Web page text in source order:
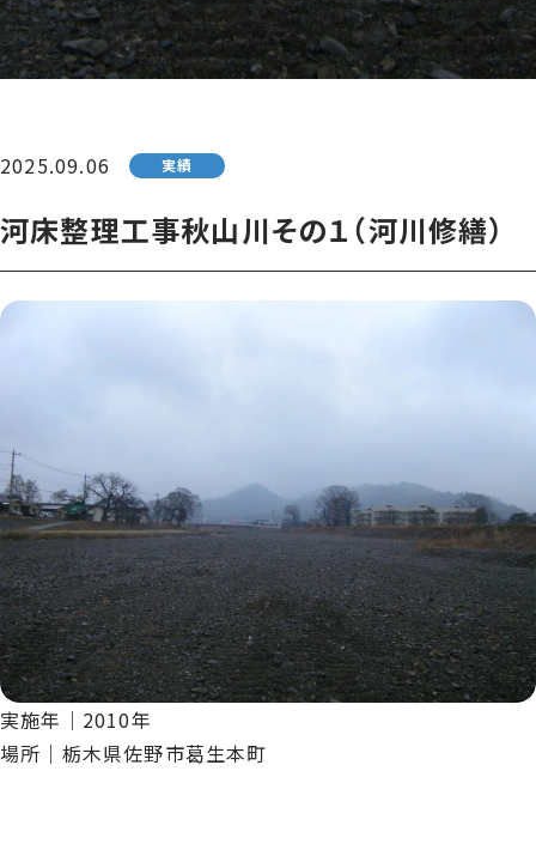
2025.09.06 実績
河床整理工事秋山川その１（河川修繕）
実施年｜2010年
場所｜栃木県佐野市葛生本町